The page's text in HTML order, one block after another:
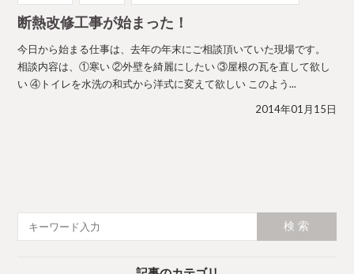
断熱改修工事が始まった！
今日から始まる仕事は、去年の年末にご相談頂いていた現場です。
相談内容は、①寒い ②外壁を綺麗にしたい ③屋根の瓦を直して欲し
い ④トイレを水洗の和式から洋式に変えて欲しい このよう...
2014年01月15日